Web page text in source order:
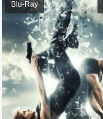
Blu-Ray